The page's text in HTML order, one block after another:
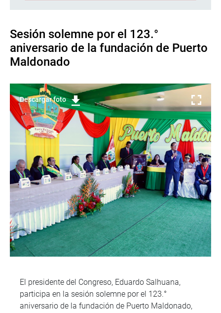
Sesión solemne por el 123.°
aniversario de la fundación de Puerto
Maldonado
Descargar foto
El presidente del Congreso, Eduardo Salhuana,
participa en la sesión solemne por el 123.°
aniversario de la fundación de Puerto Maldonado,